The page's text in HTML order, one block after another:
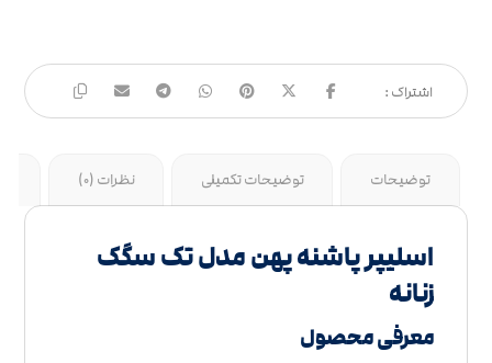
توضیحات توضیحات تکمیلی نظرات (0)
اسلیپر پاشنه پهن مدل تک سگک
زنانه
معرفی محصول